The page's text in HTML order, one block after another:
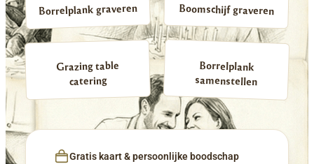
Borrelplank graveren Boomschijf graveren
Grazing table
catering
Borrelplank
samenstellen
Gratis kaart & persoonlijke boodschap